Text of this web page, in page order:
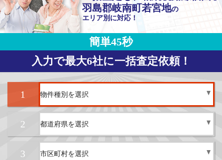
羽島郡岐南町若宮地の
エリア別に対応！
簡単45秒
入力で最大6社に一括査定依頼！
1
2
3